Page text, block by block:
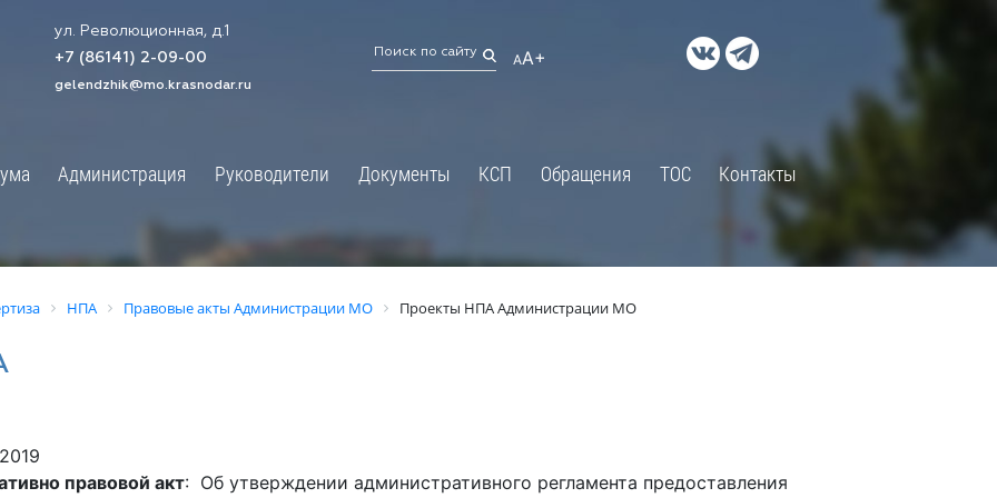
ул. Революционная, д.1
+7 (86141) 2-09-00
gelendzhik@mo.krasnodar.ru
АA+
Администрация Руководители Документы КСП Обращения ТОС Контакты
×
информация
организации
служба
График приёмов граждан
депутатами
Депутатское объединение
Сведения о доходах, расходах, об
ДОКУМЕНТЫ
Правовые акты и их экспертиза
Экспертиза действующих
нормативных правовых актов
Оценка применения
НПА Правовые акты Администрации МО Проекты НПА Администрации МО
правовой акт: Об утверждении административного регламента предоставления